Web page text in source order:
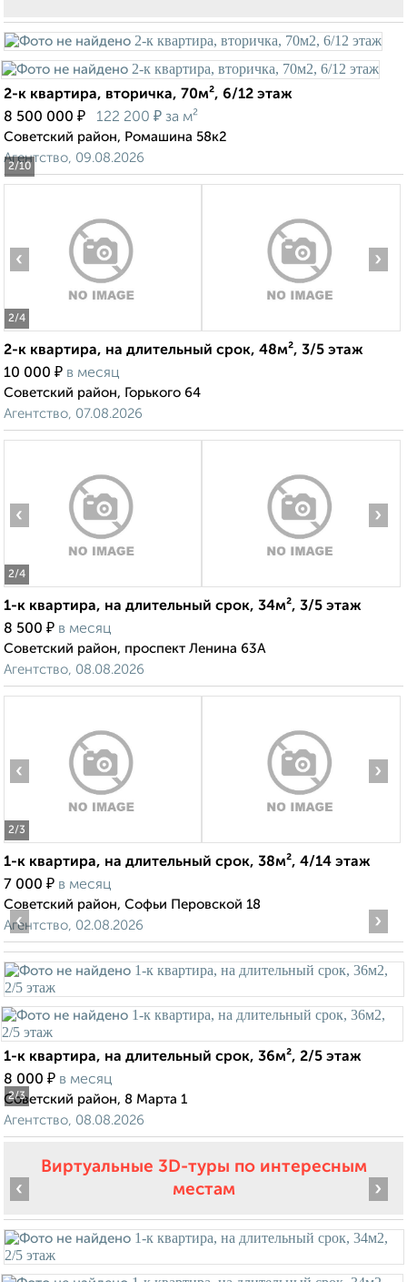
2/10
2-к квартира, вторичка, 70м², 6/12 этаж
8 500 000 ₽ 122 200 ₽ за м²
Советский район, Ромашина 58к2
Агентство, 09.08.2026
2/4
‹ ›
2-к квартира, на длительный срок, 48м², 3/5 этаж
10 000 ₽ в месяц
Советский район, Горького 64
Агентство, 07.08.2026
2/4
‹ ›
1-к квартира, на длительный срок, 34м², 3/5 этаж
8 500 ₽ в месяц
Советский район, проспект Ленина 63А
Агентство, 08.08.2026
2/3
‹ ›
1-к квартира, на длительный срок, 38м², 4/14 этаж
7 000 ₽ в месяц
Советский район, Софьи Перовской 18
Агентство, 02.08.2026
2/3
‹ ›
1-к квартира, на длительный срок, 36м², 2/5 этаж
8 000 ₽ в месяц
Советский район, 8 Марта 1
Агентство, 08.08.2026
Виртуальные 3D-туры по интересным
местам
‹ ›